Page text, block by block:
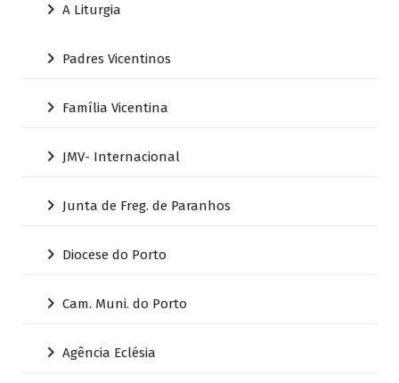
A Liturgia
Padres Vicentinos
Família Vicentina
JMV- Internacional
Junta de Freg. de Paranhos
Diocese do Porto
Cam. Muni. do Porto
Agência Eclésia